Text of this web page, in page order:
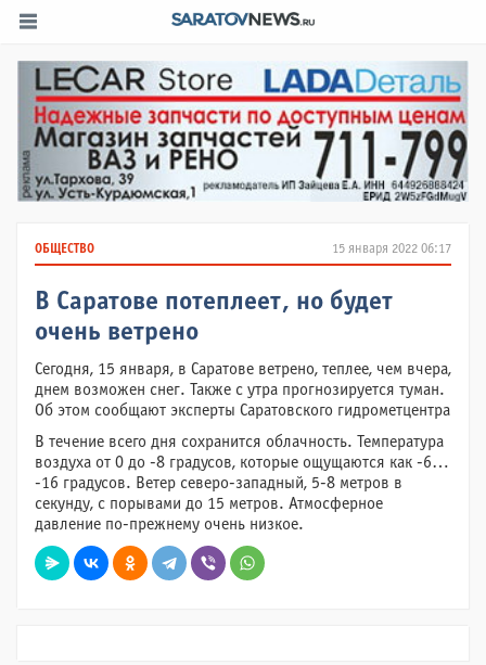
15 января 2022 06:17
ОБЩЕСТВО
В Саратове потеплеет, но будет
очень ветрено
Сегодня, 15 января, в Саратове ветрено, теплее, чем вчера,
днем возможен снег. Также с утра прогнозируется туман.
Об этом сообщают эксперты Саратовского гидрометцентра
В течение всего дня сохранится облачность. Температура
воздуха от 0 до -8 градусов, которые ощущаются как -6…
-16 градусов. Ветер северо-западный, 5-8 метров в
секунду, с порывами до 15 метров. Атмосферное
давление по-прежнему очень низкое.